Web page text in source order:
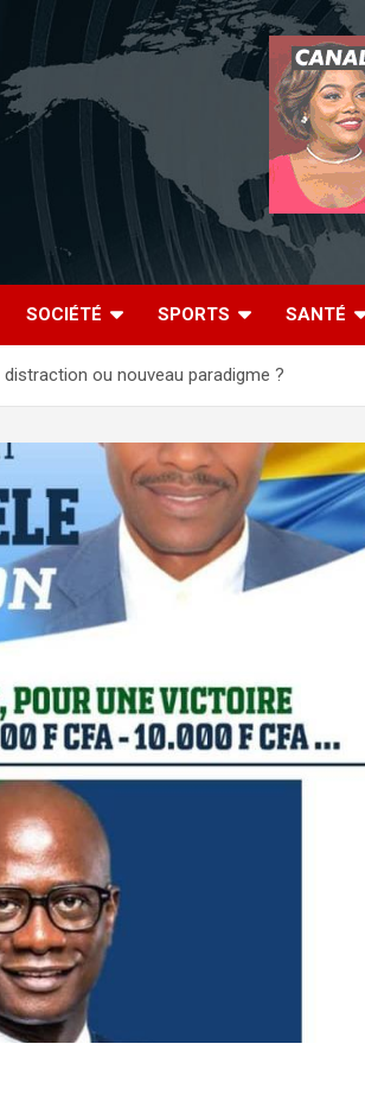
SOCIÉTÉ SPORTS SANTÉ
ou nouveau paradigme ?